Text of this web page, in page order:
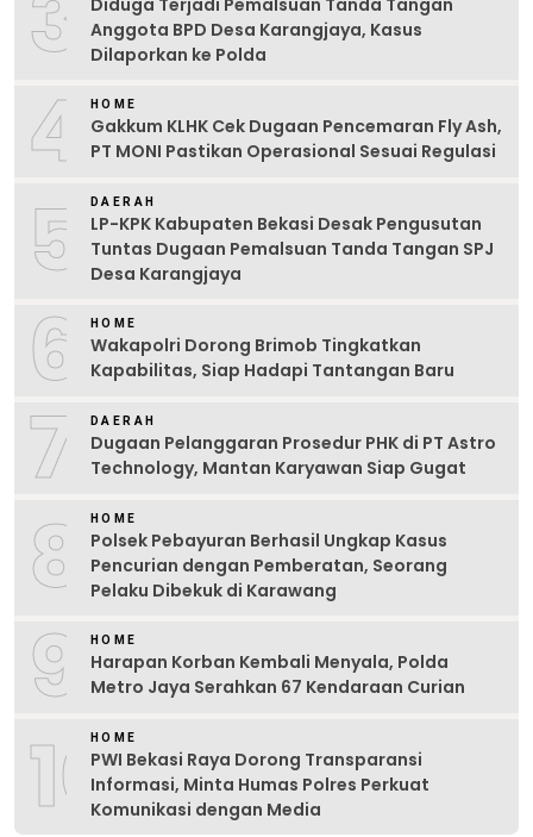
Anggota BPD Desa Karangjaya, Kasus
Dilaporkan ke Polda
4 HOME
Gakkum KLHK Cek Dugaan Pencemaran Fly Ash,
PT MONI Pastikan Operasional Sesuai Regulasi
5 DAERAH
LP-KPK Kabupaten Bekasi Desak Pengusutan
Tuntas Dugaan Pemalsuan Tanda Tangan SPJ
Desa Karangjaya
6 HOME
Wakapolri Dorong Brimob Tingkatkan
Kapabilitas, Siap Hadapi Tantangan Baru
7 DAERAH
Dugaan Pelanggaran Prosedur PHK di PT Astro
Technology, Mantan Karyawan Siap Gugat
8 HOME
Polsek Pebayuran Berhasil Ungkap Kasus
Pencurian dengan Pemberatan, Seorang
Pelaku Dibekuk di Karawang
9 HOME
Harapan Korban Kembali Menyala, Polda
Metro Jaya Serahkan 67 Kendaraan Curian
10HOME
PWI Bekasi Raya Dorong Transparansi
Informasi, Minta Humas Polres Perkuat
Komunikasi dengan Media